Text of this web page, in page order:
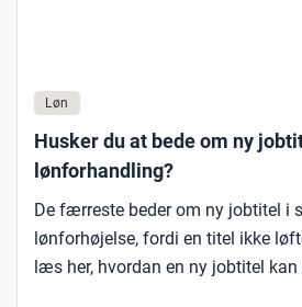
Løn
Husker du at bede om ny
lønforhandling?
De færreste beder om ny jobtitel i
lønforhøjelse, fordi en titel ikke
læs her, hvordan en ny jobtitel